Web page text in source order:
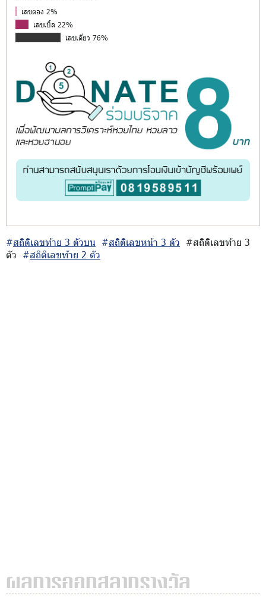
เลขตอง 2%
เลขเบิ้ล 22%
เลขเดี่ยว 76%
#สถิติเลขท้าย 3 ตัวบน #สถิติเลขหน้า 3 ตัว #สถิติเลขท้าย 3
ตัว #สถิติเลขท้าย 2 ตัว
ผลการออกสลากรางวัล